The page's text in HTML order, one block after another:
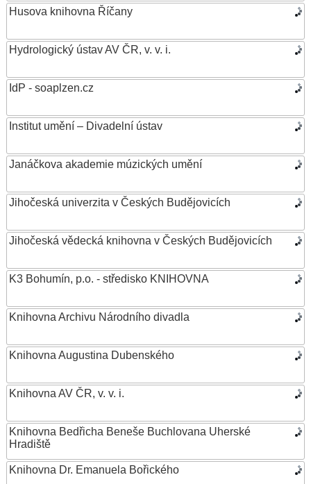
Husova knihovna Říčany
Hydrologický ústav AV ČR, v. v. i.
IdP - soaplzen.cz
Institut umění – Divadelní ústav
Janáčkova akademie múzických umění
Jihočeská univerzita v Českých Budějovicích
Jihočeská vědecká knihovna v Českých Budějovicích
K3 Bohumín, p.o. - středisko KNIHOVNA
Knihovna Archivu Národního divadla
Knihovna Augustina Dubenského
Knihovna AV ČR, v. v. i.
Knihovna Bedřicha Beneše Buchlovana Uherské
Hradiště
Knihovna Dr. Emanuela Bořického